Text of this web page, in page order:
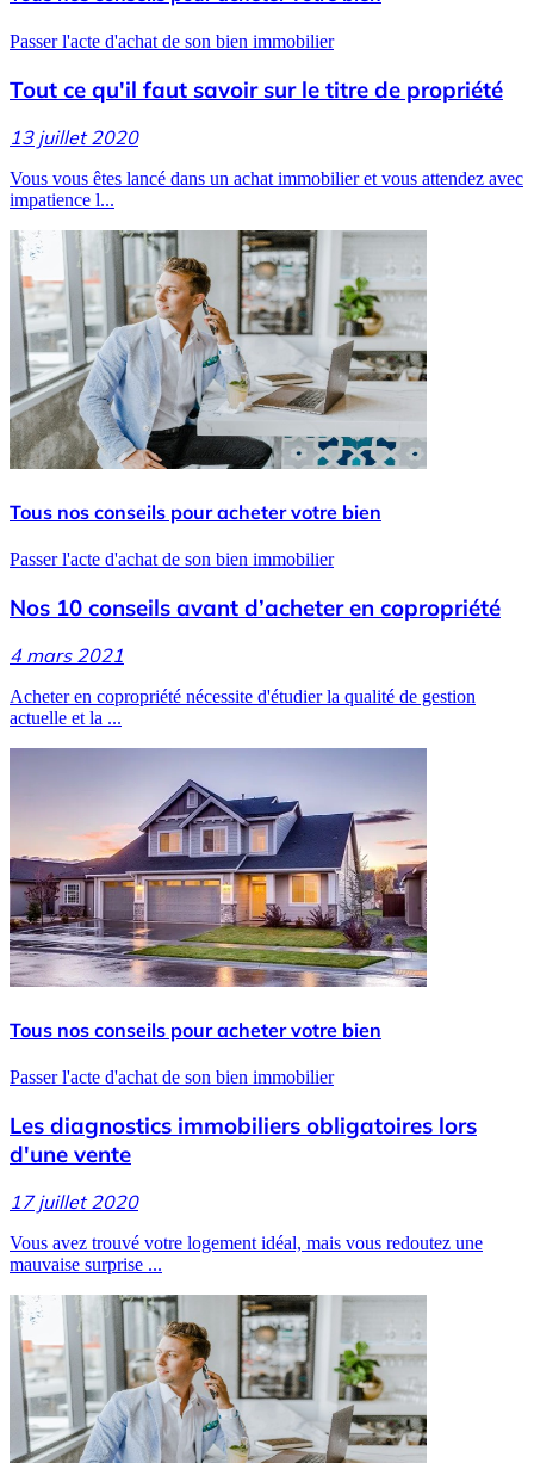
Passer l'acte d'achat de son bien immobilier
Tout ce qu'il faut savoir sur le titre de propriété
13 juillet 2020
Vous vous êtes lancé dans un achat immobilier et vous attendez avec
impatience l...
Tous nos conseils pour acheter votre bien
Passer l'acte d'achat de son bien immobilier
Nos 10 conseils avant d’acheter en copropriété
4 mars 2021
Acheter en copropriété nécessite d'étudier la qualité de gestion
actuelle et la ...
Tous nos conseils pour acheter votre bien
Passer l'acte d'achat de son bien immobilier
Les diagnostics immobiliers obligatoires lors
d'une vente
17 juillet 2020
Vous avez trouvé votre logement idéal, mais vous redoutez une
mauvaise surprise ...